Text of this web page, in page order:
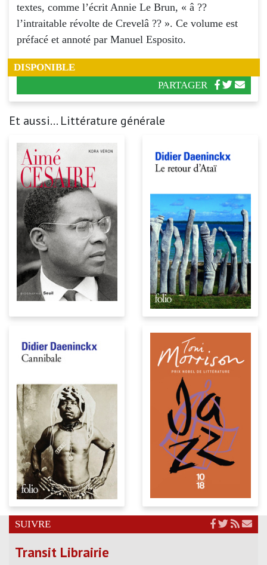
textes, comme l’écrit Annie Le Brun, « â ??
l’intraitable révolte de Crevelâ ?? ». Ce volume est
préfacé et annoté par Manuel Esposito.
DISPONIBLE
PARTAGER
Et aussi... Littérature générale
SUIVRE
Transit Librairie